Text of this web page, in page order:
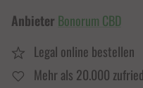
Anbieter Bonorum CBD
Legal online bestellen
Mehr als 20.000